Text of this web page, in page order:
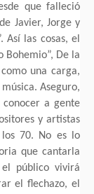
que falleció
Javier, Jorge y
las cosas, el
De la
una carga,
Aseguro,
a gente
y artistas
70. No es lo
que cantarla
público vivirá
el flechazo, el